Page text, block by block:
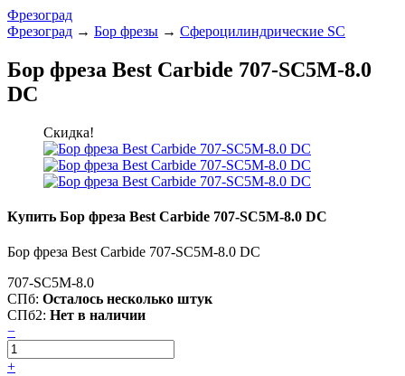
Фрезоград
Фрезоград → Бор фрезы → Сфероцилиндрические SC
Бор фреза Best Carbide 707-SC5M-8.0
DC
Скидка!
Купить Бор фреза Best Carbide 707-SC5M-8.0 DC
Бор фреза Best Carbide 707-SC5M-8.0 DC
707-SC5M-8.0
СПб: Осталось несколько штук
СПб2: Нет в наличии
−
+